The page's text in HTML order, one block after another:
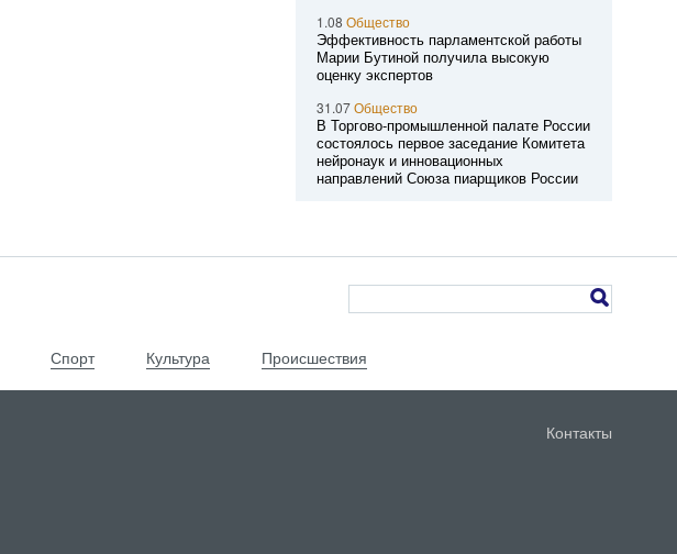
1.08 Общество
Эффективность парламентской работы
Марии Бутиной получила высокую
оценку экспертов
31.07Общество
В Торгово-промышленной палате России
состоялось первое заседание Комитета
нейронаук и инновационных
направлений Союза пиарщиков России
Спорт Культура Происшествия
Контакты